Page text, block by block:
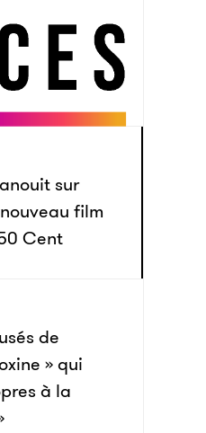
sur
film
Cent
de
» qui
à la